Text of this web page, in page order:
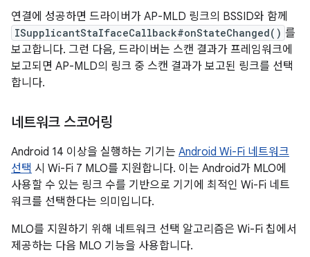
연결에 성공하면 드라이버가 AP-MLD 링크의 BSSID와 함께
ISupplicantStaIfaceCallback#onStateChanged() 를
보고합니다. 그런 다음, 드라이버는 스캔 결과가 프레임워크에
보고되면 AP-MLD의 링크 중 스캔 결과가 보고된 링크를 선택
합니다.
네트워크 스코어링
Android 14 이상을 실행하는 기기는 Android Wi-Fi 네트워크
선택 시 Wi-Fi 7 MLO를 지원합니다. 이는 Android가 MLO에
사용할 수 있는 링크 수를 기반으로 기기에 최적인 Wi-Fi 네트
워크를 선택한다는 의미입니다.
MLO를 지원하기 위해 네트워크 선택 알고리즘은 Wi-Fi 칩에서
제공하는 다음 MLO 기능을 사용합니다.